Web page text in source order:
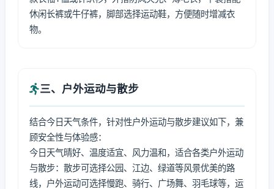
休闲长裤或牛仔裤，脚部选择运动鞋，方便随时增减衣
物。
三、户外运动与散步
结合今日天气条件，针对性户外运动与散步建议如下，兼
顾安全性与体验感：
今日天气晴好、温度适宜、风力温和，适合各类户外运动
与散步：散步可选择公园、江边、绿道等风景优美的路
线，户外运动可选择慢跑、骑行、广场舞、羽毛球等，运